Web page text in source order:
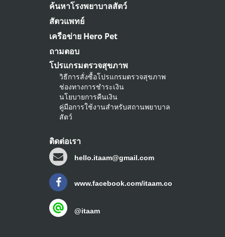
ค้นหาโรงพยาบาลสัตว์
สัตวแพทย์
เครือข่าย Hero Pet
ถามตอบ
โปรแกรมตรวจสุขภาพ
วิธีการสั่งซื้อโปรแกรมตรวจสุขภาพ
ช่องทางการชำระเงิน
นโยบายการคืนเงิน
คู่มือการใช้งานสำหรับสถานพยาบาล
สัตว์
ติดต่อเรา
hello.itaam@gmail.com
www.facebook.com/itaam.co
@itaam